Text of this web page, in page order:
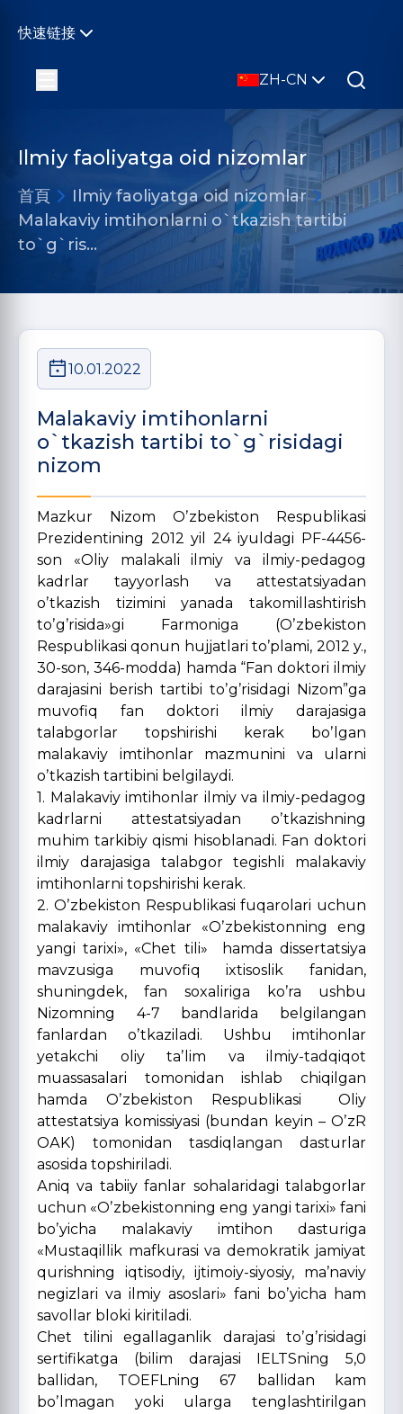
快速链接
ZH-CN
Ilmiy faoliyatga oid nizomlar
首頁
Ilmiy faoliyatga oid nizomlar
Malakaviy imtihonlarni o`tkazish tartibi
to`g`ris…
10.01.2022
Malakaviy imtihonlarni
o`tkazish tartibi to`g`risidagi
nizom
Mazkur Nizom Oʼzbekiston Respublikasi
Prezidentining 2012 yil 24 iyuldagi PF-4456-
son «Oliy malakali ilmiy va ilmiy-pedagog
kadrlar tayyorlash va attestatsiyadan
oʼtkazish tizimini yanada takomillashtirish
toʼgʼrisida»gi Farmoniga (Oʼzbekiston
Respublikasi qonun hujjatlari toʼplami, 2012 y.,
30-son, 346-modda) hamda “Fan doktori ilmiy
darajasini berish tartibi toʼgʼrisidagi Nizom”ga
muvofiq fan doktori ilmiy darajasiga
talabgorlar topshirishi kerak boʼlgan
malakaviy imtihonlar mazmunini va ularni
oʼtkazish tartibini belgilaydi.
1. Malakaviy imtihonlar ilmiy va ilmiy-pedagog
kadrlarni attestatsiyadan oʼtkazishning
muhim tarkibiy qismi hisoblanadi. Fan doktori
ilmiy darajasiga talabgor tegishli malakaviy
imtihonlarni topshirishi kerak.
2. Oʼzbekiston Respublikasi fuqarolari uchun
malakaviy imtihonlar «Oʼzbekistonning eng
yangi tarixi», «Chet tili» hamda dissertatsiya
mavzusiga muvofiq ixtisoslik fanidan,
shuningdek, fan soxaliriga koʼra ushbu
Nizomning 4-7 bandlarida belgilangan
fanlardan oʼtkaziladi. Ushbu imtihonlar
yetakchi oliy taʼlim va ilmiy-tadqiqot
muassasalari tomonidan ishlab chiqilgan
hamda Oʼzbekiston Respublikasi Oliy
attestatsiya komissiyasi (bundan keyin – OʼzR
OАK) tomonidan tasdiqlangan dasturlar
asosida topshiriladi.
Аniq va tabiiy fanlar sohalaridagi talabgorlar
uchun «Oʼzbekistonning eng yangi tarixi» fani
boʼyicha malakaviy imtihon dasturiga
«Mustaqillik mafkurasi va demokratik jamiyat
qurishning iqtisodiy, ijtimoiy-siyosiy, maʼnaviy
negizlari va ilmiy asoslari» fani boʼyicha ham
savollar bloki kiritiladi.
Chet tilini egallaganlik darajasi toʼgʼrisidagi
sertifikatga (bilim darajasi IELTSning 5,0
ballidan, TOEFLning 67 ballidan kam
boʼlmagan yoki ularga tenglashtirilgan